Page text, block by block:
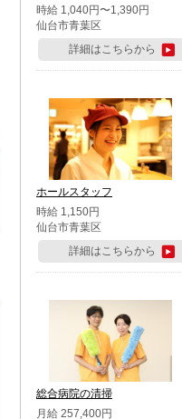
時給 1,040円〜1,390円
仙台市青葉区
詳細はこちらから
ホールスタッフ
時給 1,150円
仙台市青葉区
詳細はこちらから
総合病院の清掃
月給 257,400円